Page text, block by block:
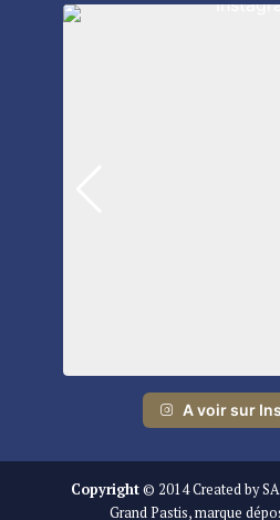
A voir sur
Copyright© 2014 Created by
Grand Pastis, marque